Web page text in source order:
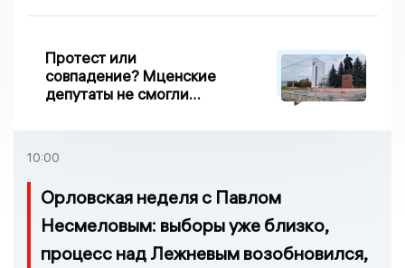
Протест или
совпадение? Мценские
депутаты не смогли
10:00
Орловская неделя с Павлом
Несмеловым: выборы уже близко,
процесс над Лежневым возобновился,